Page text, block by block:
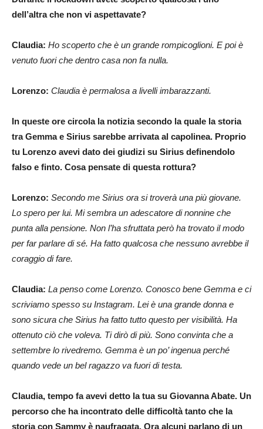
dell’altra che non vi aspettavate?
Claudia: Ho scoperto che è un grande rompicoglioni. E poi è
venuto fuori che dentro casa non fa nulla.
Lorenzo: Claudia è permalosa a livelli imbarazzanti.
In queste ore circola la notizia secondo la quale la storia
tra Gemma e Sirius sarebbe arrivata al capolinea. Proprio
tu Lorenzo avevi dato dei giudizi su Sirius definendolo
falso e finto. Cosa pensate di questa rottura?
Lorenzo: Secondo me Sirius ora si troverà una più giovane.
Lo spero per lui. Mi sembra un adescatore di nonnine che
punta alla pensione. Non l’ha sfruttata però ha trovato il modo
per far parlare di sé. Ha fatto qualcosa che nessuno avrebbe il
coraggio di fare.
Claudia: La penso come Lorenzo. Conosco bene Gemma e ci
scriviamo spesso su Instagram. Lei è una grande donna e
sono sicura che Sirius ha fatto tutto questo per visibilità. Ha
ottenuto ciò che voleva. Ti dirò di più. Sono convinta che a
settembre lo rivedremo. Gemma è un po’ ingenua perché
quando vede un bel ragazzo va fuori di testa.
Claudia, tempo fa avevi detto la tua su Giovanna Abate. Un
percorso che ha incontrato delle difficoltà tanto che la
storia con Sammy è naufragata. Ora alcuni parlano di un